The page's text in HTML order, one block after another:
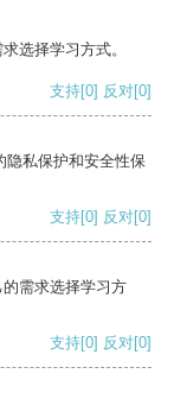
选择学习方式。
支持[0] 反对[0]
隐私保护和安全性保
支持[0] 反对[0]
需求选择学习方
支持[0] 反对[0]